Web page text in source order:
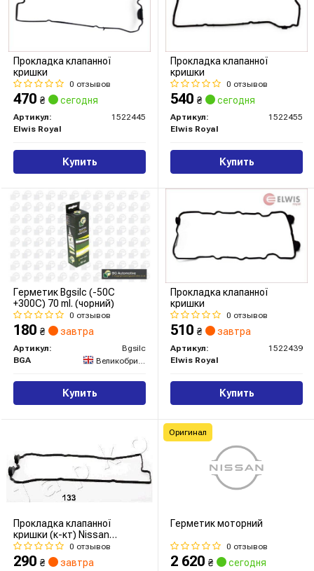
Прокладка клапанної
кришки
0 отзывов
470 ₴ сегодня
Артикул:
1522445
Elwis Royal
Купить
Прокладка клапанної
кришки
0 отзывов
540 ₴ сегодня
Артикул:
1522455
Elwis Royal
Купить
Герметик Bgsilc (-50C
+300C) 70 ml. (чорний)
0 отзывов
180 ₴ завтра
Артикул:
Bgsilc
BGA
Великобритания
Купить
Прокладка клапанної
кришки
0 отзывов
510 ₴ завтра
Артикул:
1522439
Elwis Royal
Купить
Прокладка клапанної
кришки (к-кт) Nissan
Almera/Primera 1.4/1.6i 95-03
0 отзывов
290 ₴ завтра
Герметик моторний
0 отзывов
2 620 ₴ сегодня
Оригинал